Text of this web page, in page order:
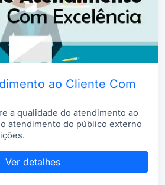
ao Cliente Com
a qualidade do atendimento ao
atendimento do público externo
Ver detalhes